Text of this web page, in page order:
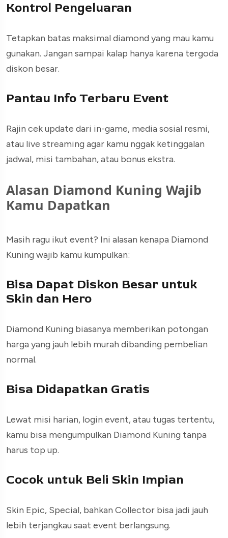
Kontrol Pengeluaran
Tetapkan batas maksimal diamond yang mau kamu
gunakan. Jangan sampai kalap hanya karena tergoda
diskon besar.
Pantau Info Terbaru Event
Rajin cek update dari in-game, media sosial resmi,
atau live streaming agar kamu nggak ketinggalan
jadwal, misi tambahan, atau bonus ekstra.
Alasan Diamond Kuning Wajib
Kamu Dapatkan
Masih ragu ikut event? Ini alasan kenapa Diamond
Kuning wajib kamu kumpulkan:
Bisa Dapat Diskon Besar untuk
Skin dan Hero
Diamond Kuning biasanya memberikan potongan
harga yang jauh lebih murah dibanding pembelian
normal.
Bisa Didapatkan Gratis
Lewat misi harian, login event, atau tugas tertentu,
kamu bisa mengumpulkan Diamond Kuning tanpa
harus top up.
Cocok untuk Beli Skin Impian
Skin Epic, Special, bahkan Collector bisa jadi jauh
lebih terjangkau saat event berlangsung.